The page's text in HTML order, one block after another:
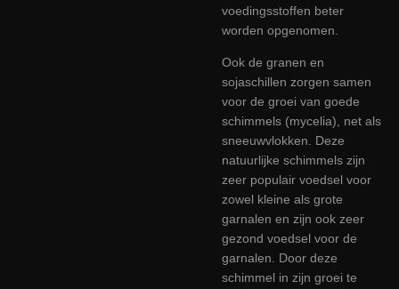
voedingsstoffen beter
worden opgenomen.
Ook de granen en
sojaschillen zorgen samen
voor de groei van goede
schimmels (mycelia), net als
sneeuwvlokken. Deze
natuurlijke schimmels zijn
zeer populair voedsel voor
zowel kleine als grote
garnalen en zijn ook zeer
gezond voedsel voor de
garnalen. Door deze
schimmel in zijn groei te